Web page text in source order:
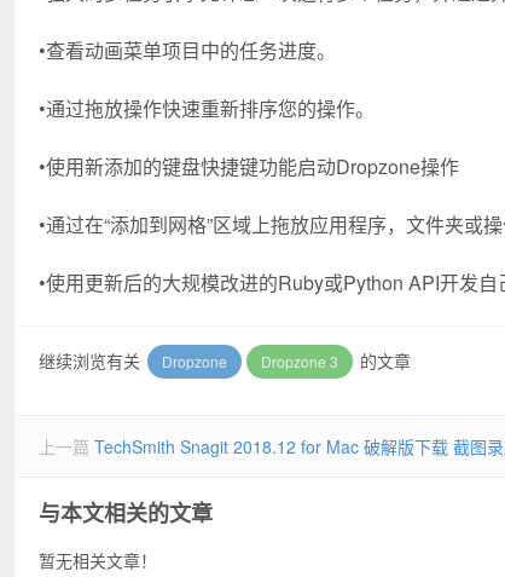
•查看动画菜单项目中的任务进度。
•通过拖放操作快速重新排序您的操作。
•使用新添加的键盘快捷键功能启动Dropzone操作
•通过在“添加到网格”区域上拖放应用程序，文件夹或
•使用更新后的大规模改进的Ruby或Python API开发自
继续浏览有关 Dropzone Dropzone 3 的文章
上一篇 TechSmith Snagit 2018.12 for Mac 破解版下载 截图
与本文相关的文章
暂无相关文章！